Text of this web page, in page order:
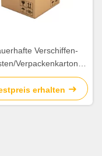
Verschiffen-
Verpackenkarton-
verschiedene Größe
verfügbar
erhalten